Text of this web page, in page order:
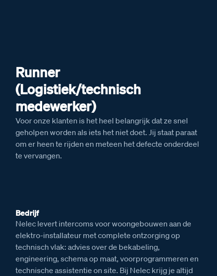
Runner
(Logistiek/technisch
medewerker)
Voor onze klanten is het heel belangrijk dat ze snel
geholpen worden als iets het niet doet. Jij staat paraat
om er heen te rijden en meteen het defecte onderdeel
te vervangen.
Bedrijf
Nelec levert intercoms voor woongebouwen aan de
elektro-installateur met complete ontzorging op
technisch vlak: advies over de bekabeling,
engineering, schema op maat, voorprogrammeren en
technische assistentie on site. Bij Nelec krijg je altijd